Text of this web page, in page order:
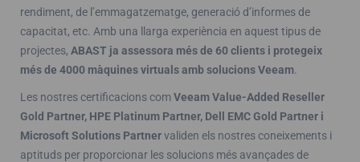
rendiment, de l’emmagatzematge, generació d’informes de
capacitat, etc. Amb una llarga experiència en aquest tipus de
projectes, ABAST ja assessora més de 60 clients i protegeix
més de 4000 màquines virtuals amb solucions Veeam.
Les nostres certificacions comVeeam Value-Added Reseller
Gold Partner, HPE Platinum Partner, Dell EMC Gold Partner i
Microsoft Solutions Partnervaliden els nostres coneixements i
aptituds per proporcionar les solucions més avançades de